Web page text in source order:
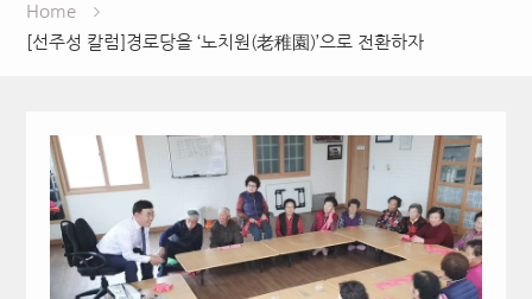
Home
[선주성 칼럼]경로당을 ‘노치원(老稚園)’으로 전환하자